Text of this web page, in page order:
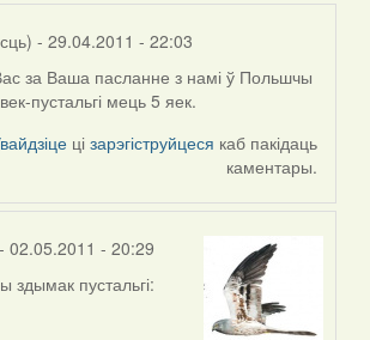
- 29.04.2011 - 22:03
за Ваша пасланне з намі ў Польшчы
пустальгі мець 5 яек.
цізарэгіструйцеся каб пакідаць
каментары.
- 02.05.2011 - 20:29
здымак пустальгі: